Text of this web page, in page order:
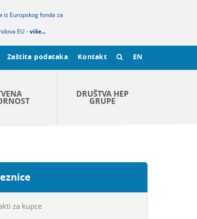
iz Europskog fonda za
EU -više...
Zaštita podataka Kontakt EN
DRUŠTVA HEP
GRUPE
za kupce